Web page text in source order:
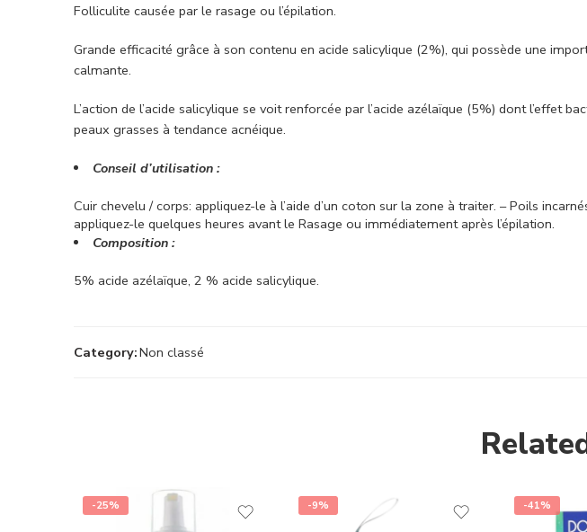
Folliculite causée par le rasage ou l’épilation.
Grande efficacité grâce à son contenu en acide salicylique (2%), qui possède une
calmante.
L’action de l’acide salicylique se voit renforcée par l’acide azélaïque (5%) dont
peaux grasses à tendance acnéique.
Conseil d’utilisation :
Cuir chevelu / corps: appliquez-le à l’aide d’un coton sur la zone à traiter. – Poils
appliquez-le quelques heures avant le Rasage ou immédiatement après l’épilation.
Composition :
5% acide azélaïque, 2 % acide salicylique.
Category:Non classé
-25% -9% -41%